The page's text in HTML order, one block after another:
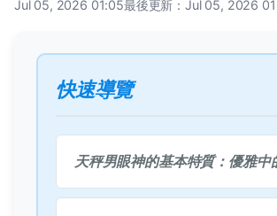
Jul 05, 2026 01:05最後更新：Jul 05, 2026
快速導覽
天秤男眼神的基本特質：優雅中